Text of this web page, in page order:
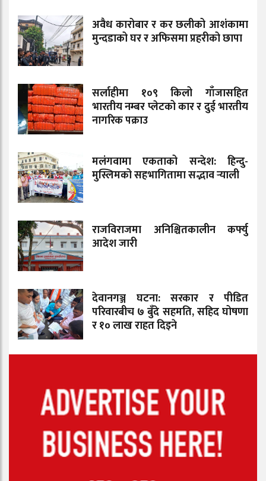
अवैध कारोबार र कर छलीको आशंकामा
मुन्दडाको घर र अफिसमा प्रहरीको छापा
सर्लाहीमा १०९ किलो गाँजासहित
भारतीय नम्बर प्लेटको कार र दुई भारतीय
नागरिक पक्राउ
मलंगवामा एकताको सन्देश: हिन्दु-
मुस्लिमको सहभागितामा सद्भाव र्‍याली
राजविराजमा अनिश्चितकालीन कर्फ्यु
आदेश जारी
देवानगञ्ज घटना: सरकार र पीडित
परिवारबीच ७ बुँदे सहमति, सहिद घोषणा
र १० लाख राहत दिइने